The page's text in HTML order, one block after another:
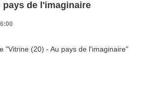
pays de l'imaginaire